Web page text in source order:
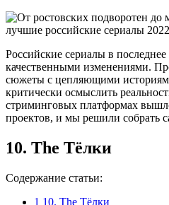
Российские сериалы в
качественными изменениями.
сюжеты с цепляющими
критически осмыслить
стриминговых платформах
проектов, и мы решили собрать
10. The Тёлки
Содержание статьи:
1 10. The Тёлки